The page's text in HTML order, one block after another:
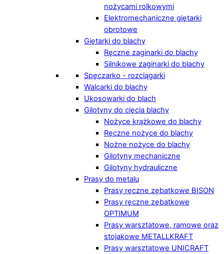
nożycami rolkowymi
Elektromechaniczne giętarki
obrotowe
Giętarki do blachy
Ręczne zaginarki do blachy
Silnikowe zaginarki do blachy
Spęczarko - rozciągarki
Walcarki do blachy
Ukosowarki do blach
Gilotyny do cięcia blachy
Nożyce krążkowe do blachy
Ręczne nożyce do blachy
Nożne nożyce do blachy
Gilotyny mechaniczne
Gilotyny hydrauliczne
Prasy do metalu
Prasy ręczne zębatkowe BISON
Prasy ręczne zębatkowe
OPTIMUM
Prasy warsztatowe, ramowe oraz
stojakowe METALLKRAFT
Prasy warsztatowe UNICRAFT